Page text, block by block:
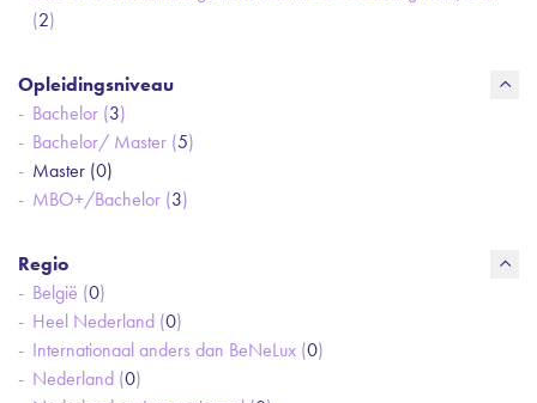
(2)
Opleidingsniveau
Bachelor (3)
Bachelor/ Master (5)
Master (0)
MBO+/Bachelor (3)
Regio
België (0)
Heel Nederland (0)
Internationaal anders dan BeNeLux (0)
Nederland (0)